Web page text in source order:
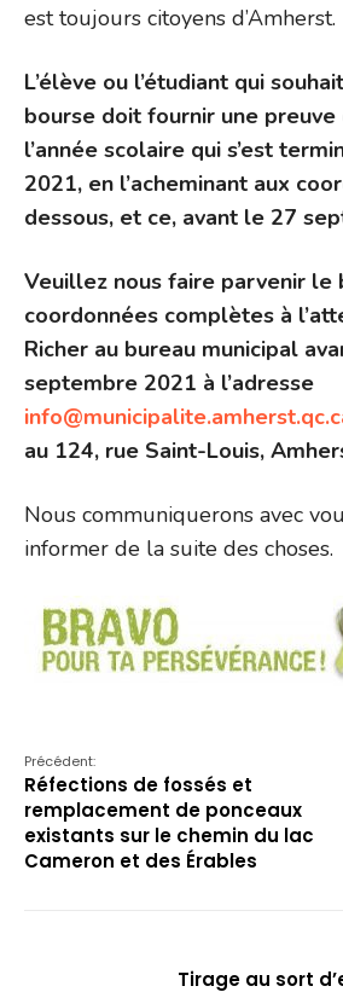
est toujours citoyens d’Amherst.
L’élève ou l’étudiant qui
bourse doit fournir une
l’année scolaire qui s’est
2021, en l’acheminant aux
dessous, et ce, avant le 27
Veuillez nous faire parvenir le
coordonnées complètes à
Richer au bureau municipal
septembre 2021 à l’adresse
au 124, rue Saint-Louis,
Nous communiquerons avec
informer de la suite des choses.
Précédent:
Réfections de fossés et
remplacement de ponceaux
existants sur le chemin du lac
Cameron et des Érables
Tirage au sort